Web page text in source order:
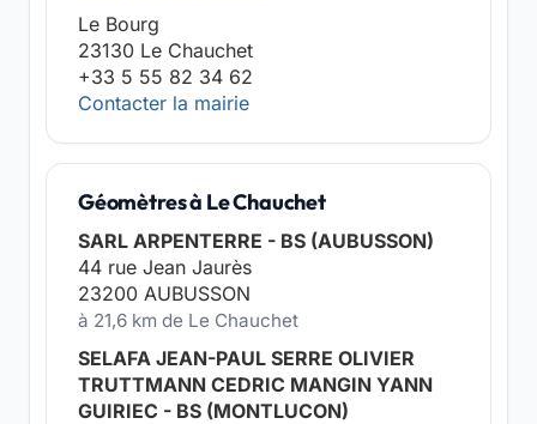
Le Bourg
23130 Le Chauchet
+33 5 55 82 34 62
Contacter la mairie
Géomètres à Le Chauchet
SARL ARPENTERRE - BS (AUBUSSON)
44 rue Jean Jaurès
23200 AUBUSSON
à 21,6 km de Le Chauchet
SELAFA JEAN-PAUL SERRE OLIVIER
TRUTTMANN CEDRIC MANGIN YANN
GUIRIEC - BS (MONTLUCON)